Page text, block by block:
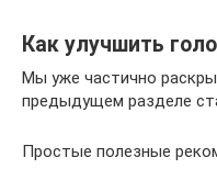
Как улучшить
Мы уже частично
предыдущем разделе
Простые полезные